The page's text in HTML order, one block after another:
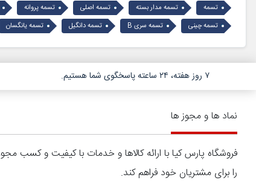
تسمه تسمه مدار بسته تسمه اصلی تسمه پروانه
تسمه چینی
تسمه سری B تسمه دانگیل تسمه یانگسان
۷ روز هفته، ۲۴ ساعته پاسخگوی شما هستیم.
نماد ها و مجوز ها
فروشگاه پارس کیا با ارائه کالاها و خدمات با کیفیت و
را برای مشتریان خود فراهم کند.